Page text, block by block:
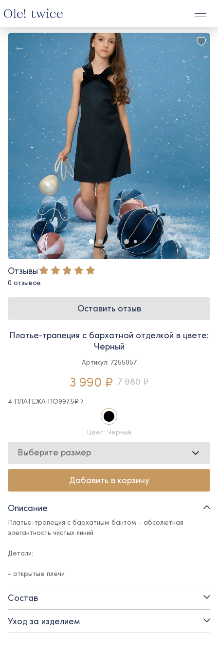
Отзывы
0 отзывов
Оставить отзыв
Платье-трапеция с бархатной отделкой в цвете:
Черный
Артикул: 7255057
3 990 ₽ 7 980 ₽
4 ПЛАТЕЖА ПО997.5₽
Цвет: Черный
Выберите размер
Добавить в корзину
Описание
Платье-трапеция с бархатным бантом - абсолютная
элегантность чистых линий.
Детали:
- открытые плечи
- потайная молния по спинке
Состав
Уход за изделием